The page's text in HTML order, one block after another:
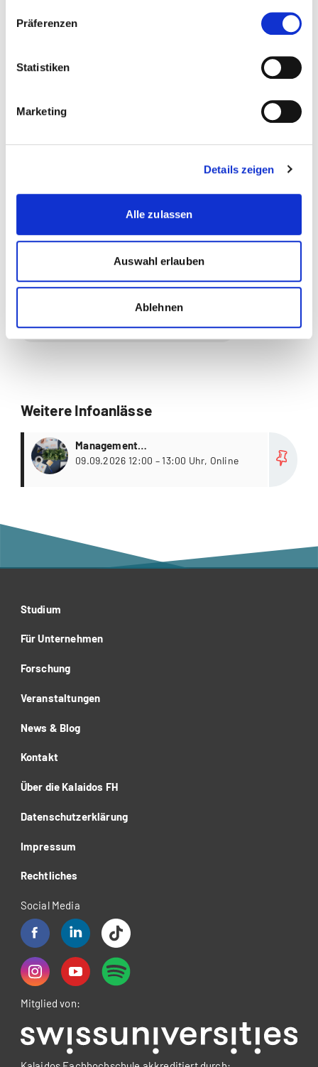
Präferenzen
Statistiken
Marketing
Details zeigen
Alle zulassen
Auswahl erlauben
Ablehnen
Zur Merkliste hinzufügen
Themen die der Veranstaltung zugeordnet sind:
International Management
Projektmanagement
Unternehmensführung
Wirtschaft
Weitere Infoanlässe
Management
Weiterbildungsstudiengänge09.09.2026 12:00 – 13:00 Uhr, Online
Studium
Für Unternehmen
Forschung
Veranstaltungen
News & Blog
Kontakt
Über die Kalaidos FH
Datenschutzerklärung
Impressum
Rechtliches
Social Media
Mitglied von: